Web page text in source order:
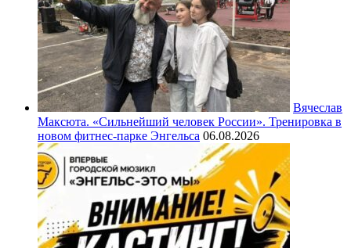
Вячеслав
Максюта. «Сильнейший человек России». Тренировка в
новом фитнес-парке Энгельса 06.08.2026